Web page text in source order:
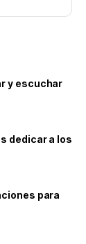
y escuchar
dedicar a los
para